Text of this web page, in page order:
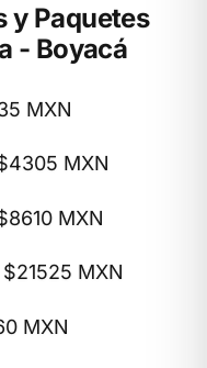
y Paquetes
- Boyacá
MXN
MXN
MXN
$21525 MXN
MXN